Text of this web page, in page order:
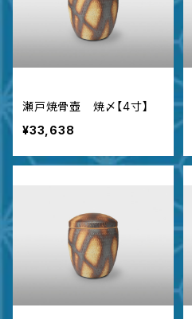
瀬戸焼骨壺 焼〆【4寸】
¥33,638